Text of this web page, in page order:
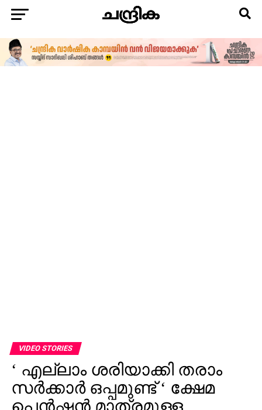
VIDEO STORIES
‘ എല്ലാം ശരിയാക്കി തരാം
സര്‍ക്കാര്‍ ഒപ്പമുണ്ട് ‘ ക്ഷേമ
പെന്‍ഷന്‍ മാത്രമുള്ള